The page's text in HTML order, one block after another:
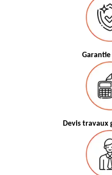
Garantie
Devis travaux